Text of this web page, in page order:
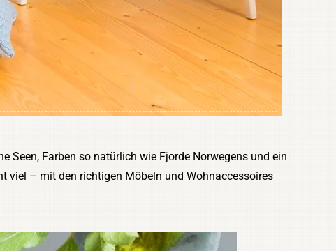
Seen, Farben so natürlich wie Fjorde Norwegens und ein
viel – mit den richtigen Möbeln und Wohnaccessoires